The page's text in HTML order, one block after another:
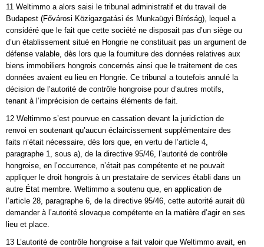
11 Weltimmo a alors saisi le tribunal administratif et du travail de
Budapest (Fővárosi Közigazgatási és Munkaügyi Bíróság), lequel a
considéré que le fait que cette société ne disposait pas d’un siège ou
d’un établissement situé en Hongrie ne constituait pas un argument de
défense valable, dès lors que la fourniture des données relatives aux
biens immobiliers hongrois concernés ainsi que le traitement de ces
données avaient eu lieu en Hongrie. Ce tribunal a toutefois annulé la
décision de l’autorité de contrôle hongroise pour d’autres motifs,
tenant à l’imprécision de certains éléments de fait.
12 Weltimmo s’est pourvue en cassation devant la juridiction de
renvoi en soutenant qu’aucun éclaircissement supplémentaire des
faits n’était nécessaire, dès lors que, en vertu de l’article 4,
paragraphe 1, sous a), de la directive 95/46, l’autorité de contrôle
hongroise, en l’occurrence, n’était pas compétente et ne pouvait
appliquer le droit hongrois à un prestataire de services établi dans un
autre État membre. Weltimmo a soutenu que, en application de
l’article 28, paragraphe 6, de la directive 95/46, cette autorité aurait dû
demander à l’autorité slovaque compétente en la matière d’agir en ses
lieu et place.
13 L’autorité de contrôle hongroise a fait valoir que Weltimmo avait, en